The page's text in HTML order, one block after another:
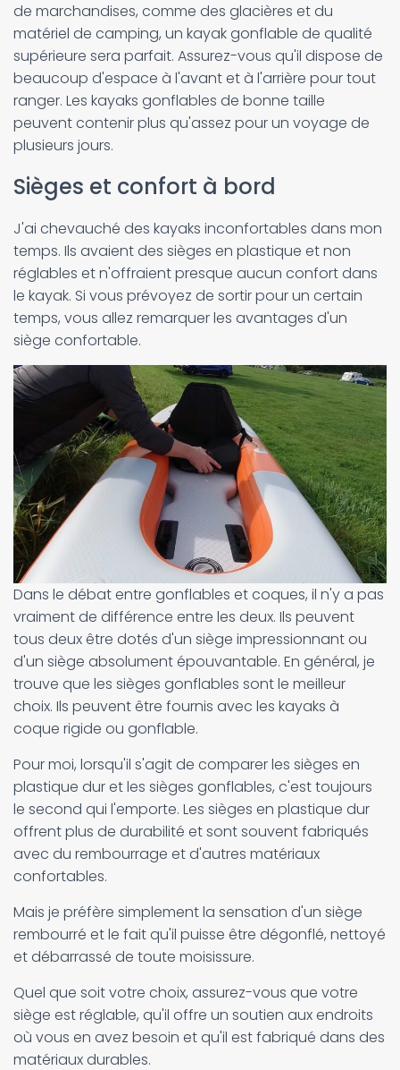
de marchandises, comme des glacières et du
matériel de camping, un kayak gonflable de qualité
supérieure sera parfait. Assurez-vous qu'il dispose de
beaucoup d'espace à l'avant et à l'arrière pour tout
ranger. Les kayaks gonflables de bonne taille
peuvent contenir plus qu'assez pour un voyage de
plusieurs jours.
Sièges et confort à bord
J'ai chevauché des kayaks inconfortables dans mon
temps. Ils avaient des sièges en plastique et non
réglables et n'offraient presque aucun confort dans
le kayak. Si vous prévoyez de sortir pour un certain
temps, vous allez remarquer les avantages d'un
siège confortable.
Dans le débat entre gonflables et coques, il n'y a pas
vraiment de différence entre les deux. Ils peuvent
tous deux être dotés d'un siège impressionnant ou
d'un siège absolument épouvantable. En général, je
trouve que les sièges gonflables sont le meilleur
choix. Ils peuvent être fournis avec les kayaks à
coque rigide ou gonflable.
Pour moi, lorsqu'il s'agit de comparer les sièges en
plastique dur et les sièges gonflables, c'est toujours
le second qui l'emporte. Les sièges en plastique dur
offrent plus de durabilité et sont souvent fabriqués
avec du rembourrage et d'autres matériaux
confortables.
Mais je préfère simplement la sensation d'un siège
rembourré et le fait qu'il puisse être dégonflé, nettoyé
et débarrassé de toute moisissure.
Quel que soit votre choix, assurez-vous que votre
siège est réglable, qu'il offre un soutien aux endroits
où vous en avez besoin et qu'il est fabriqué dans des
matériaux durables.